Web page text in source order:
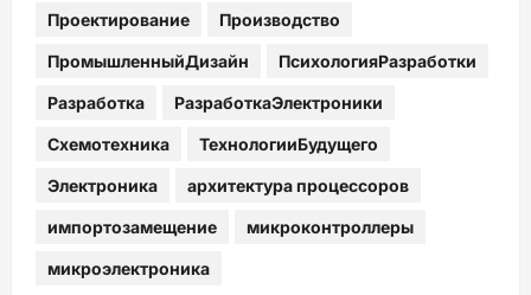
Проектирование Производство
ПромышленныйДизайн ПсихологияРазработки
Разработка РазработкаЭлектроники
Схемотехника ТехнологииБудущего
Электроника архитектура процессоров
импортозамещение микроконтроллеры
микроэлектроника